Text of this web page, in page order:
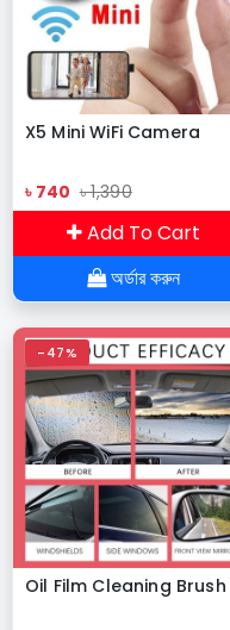
X5 Mini WiFi Camera
৳ 740 ৳ 1,390
Add To Cart
অর্ডার করুন
-47%
Oil Film Cleaning Brush